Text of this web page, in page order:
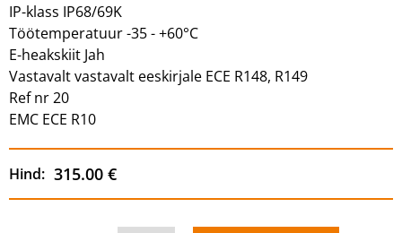
IP-klass IP68/69K
Töötemperatuur -35 - +60°C
E-heakskiit Jah
Vastavalt vastavalt eeskirjale ECE R148, R149
Ref nr 20
EMC ECE R10
Hind: 315.00 €